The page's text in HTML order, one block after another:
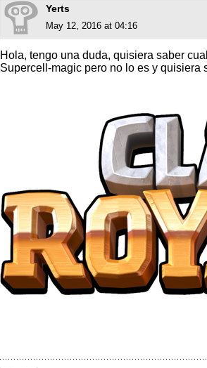
Yerts
May 12, 2016 at 04:16
Hola, tengo una duda, quisiera saber
Supercell-magic pero no lo es y quisiera